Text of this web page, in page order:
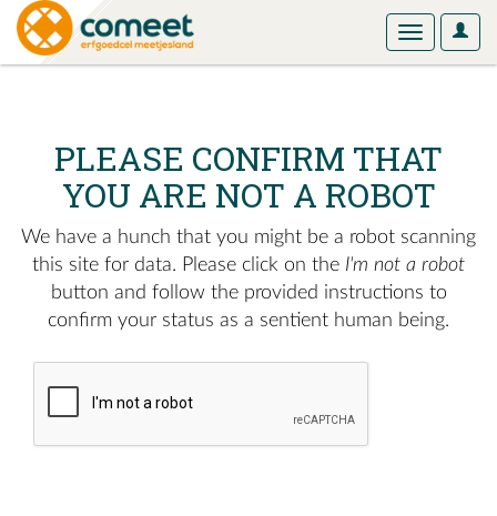
User
Toggle
PLEASE CONFIRM THAT
YOU ARE NOT A ROBOT
We have a hunch that you might be a robot scanning
this site for data. Please click on the I'm not a robot
button and follow the provided instructions to
confirm your status as a sentient human being.